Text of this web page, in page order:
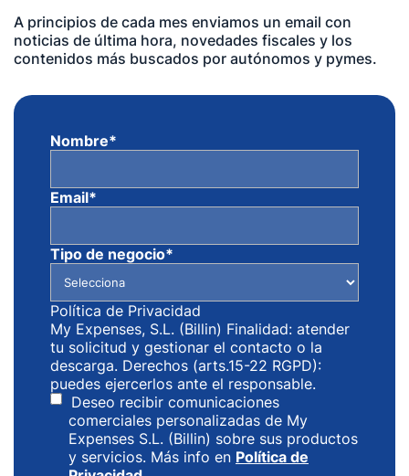
A principios de cada mes enviamos un email con
noticias de última hora, novedades fiscales y los
contenidos más buscados por autónomos y pymes.
Nombre*
Email*
Tipo de negocio*
Política de Privacidad
My Expenses, S.L. (Billin) Finalidad: atender
tu solicitud y gestionar el contacto o la
descarga. Derechos (arts.15-22 RGPD):
puedes ejercerlos ante el responsable.
Deseo recibir comunicaciones
comerciales personalizadas de My
Expenses S.L. (Billin) sobre sus productos
y servicios. Más info en Política de